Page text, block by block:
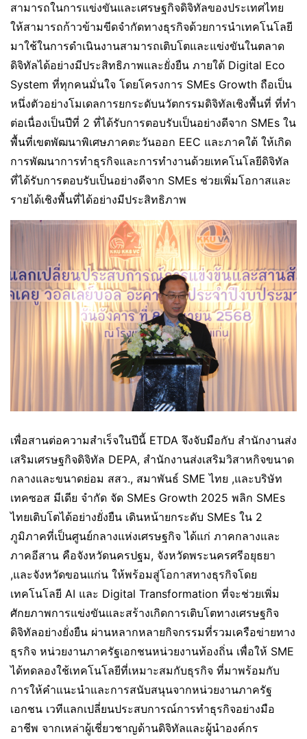
สามารถในการแข่งขันและเศรษฐกิจดิจิทัลของประเทศไทย
ให้สามารถก้าวข้ามขีดจำกัดทางธุรกิจด้วยการนำเทคโนโลยี
มาใช้ในการดำเนินงานสามารถเติบโตและแข่งขันในตลาด
ดิจิทัลได้อย่างมีประสิทธิภาพและยั่งยืน ภายใต้ Digital Eco
System ที่ทุกคนมั่นใจ โดยโครงการ SMEs Growth ถือเป็น
หนึ่งตัวอย่างโมเดลการยกระดับนวัตกรรมดิจิทัลเชิงพื้นที่ ที่ทำ
ต่อเนื่องเป็นปีที่ 2 ที่ได้รับการตอบรับเป็นอย่างดีจาก SMEs ใน
พื้นที่เขตพัฒนาพิเศษภาคตะวันออก EEC และภาคใต้ ให้เกิด
การพัฒนาการทำธุรกิจและการทำงานด้วยเทคโนโลยีดิจิทัล
ที่ได้รับการตอบรับเป็นอย่างดีจาก SMEs ช่วยเพิ่มโอกาสและ
รายได้เชิงพื้นที่ได้อย่างมีประสิทธิภาพ
เพื่อสานต่อความสำเร็จในปีนี้ ETDA จึงจับมือกับ สำนักงานส่ง
เสริมเศรษฐกิจดิจิทัล DEPA, สำนักงานส่งเสริมวิสาหกิจขนาด
กลางและขนาดย่อม สสว., สมาพันธ์ SME ไทย ,และบริษัท
เทคซอส มีเดีย จำกัด จัด SMEs Growth 2025 พลิก SMEs
ไทยเติบโตได้อย่างยั่งยืน เดินหน้ายกระดับ SMEs ใน 2
ภูมิภาคที่เป็นศูนย์กลางแห่งเศรษฐกิจ ได้แก่ ภาคกลางและ
ภาคอีสาน คือจังหวัดนครปฐม, จังหวัดพระนครศรีอยุธยา
,และจังหวัดขอนแก่น ให้พร้อมสู่โอกาสทางธุรกิจโดย
เทคโนโลยี AI และ Digital Transformation ที่จะช่วยเพิ่ม
ศักยภาพการแข่งขันและสร้างเกิดการเติบโตทางเศรษฐกิจ
ดิจิทัลอย่างยั่งยืน ผ่านหลากหลายกิจกรรมที่รวมเครือข่ายทาง
ธุรกิจ หน่วยงานภาครัฐเอกชนหน่วยงานท้องถิ่น เพื่อให้ SME
ได้ทดลองใช้เทคโนโลยีที่เหมาะสมกับธุรกิจ ที่มาพร้อมกับ
การให้คำแนะนำและการสนับสนุนจากหน่วยงานภาครัฐ
เอกชน เวทีแลกเปลี่ยนประสบการณ์การทำธุรกิจอย่างมือ
อาชีพ จากเหล่าผู้เชี่ยวชาญด้านดิจิทัลและผู้นำองค์กร